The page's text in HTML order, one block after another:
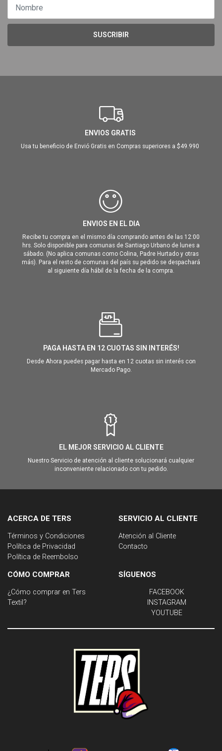
SUSCRIBIR
ENVIOS GRATIS
Usa tu beneficio de Envió Gratis en Compras superiores a $49.990
ENVIOS EN EL DIA
Recibe tu compra en el mismo día comprando antes de las 12:00
hrs. Solo disponible para comunas de Santiago Urbano de lunes a
sábado. (No aplica comunas como Colina, Padre Hurtado y otras
más). Para el resto de comunas del país su pedido se despachará
al siguiente día hábil de la fecha de la compra.
PAGA HASTA EN 12 CUOTAS SIN INTERÉS!
Desde Ahora puedes pagar hasta en 12 cuotas sin interés con
Mercado Pago.
EL MEJOR SERVICIO AL CLIENTE
Nuestro Servicio de atención al cliente solucionará cualquier
inconveniente relacionado con tu pedido.
ACERCA DE TERS
Términos y Condiciones
Política de Privacidad
Política de Reembolso
SERVICIO AL CLIENTE
Atención al Cliente
Contacto
CÓMO COMPRAR
¿Cómo comprar en Ters
Textil?
SÍGUENOS
FACEBOOK
INSTAGRAM
YOUTUBE